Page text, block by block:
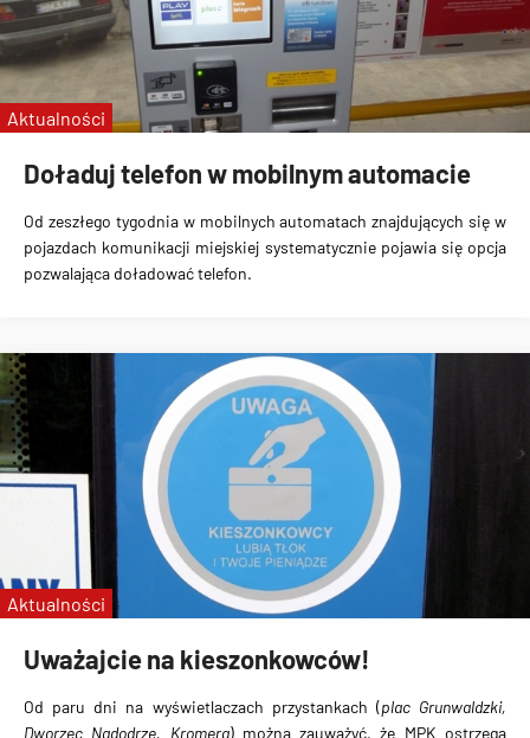
Doładuj telefon w mobilnym automacie
Od zeszłego tygodnia w mobilnych automatach znajdujących się w
pojazdach komunikacji miejskiej systematycznie pojawia się opcja
pozwalająca doładować telefon.
Aktualności
Uważajcie na kieszonkowców!
Od paru dni na wyświetlaczach przystankach (plac Grunwaldzki,
Dworzec Nadodrze, Kromera) można zauważyć, że MPKostrzega
Aktualności